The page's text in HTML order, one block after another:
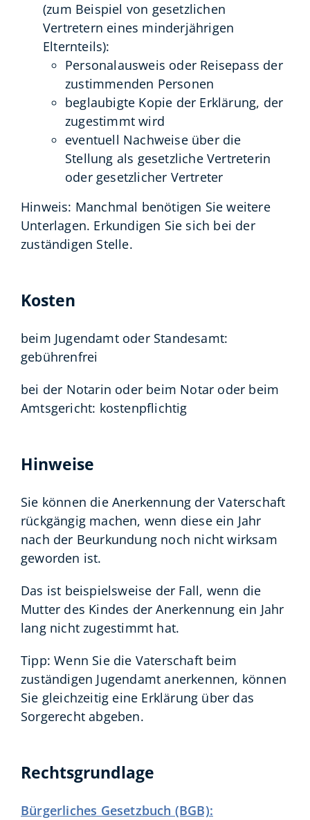
(zum Beispiel von gesetzlichen
Vertretern eines minderjährigen
Elternteils):
Personalausweis oder Reisepass der
zustimmenden Personen
beglaubigte Kopie der Erklärung, der
zugestimmt wird
eventuell Nachweise über die
Stellung als gesetzliche Vertreterin
oder gesetzlicher Vertreter
Hinweis: Manchmal benötigen Sie weitere
Unterlagen. Erkundigen Sie sich bei der
zuständigen Stelle.
Kosten
beim Jugendamt oder Standesamt:
gebührenfrei
bei der Notarin oder beim Notar oder beim
Amtsgericht: kostenpflichtig
Hinweise
Sie können die Anerkennung der Vaterschaft
rückgängig machen, wenn diese ein Jahr
nach der Beurkundung noch nicht wirksam
geworden ist.
Das ist beispielsweise der Fall, wenn die
Mutter des Kindes der Anerkennung ein Jahr
lang nicht zugestimmt hat.
Tipp: Wenn Sie die Vaterschaft beim
zuständigen Jugendamt anerkennen, können
Sie gleichzeitig eine Erklärung über das
Sorgerecht abgeben.
Rechtsgrundlage
Bürgerliches Gesetzbuch (BGB):